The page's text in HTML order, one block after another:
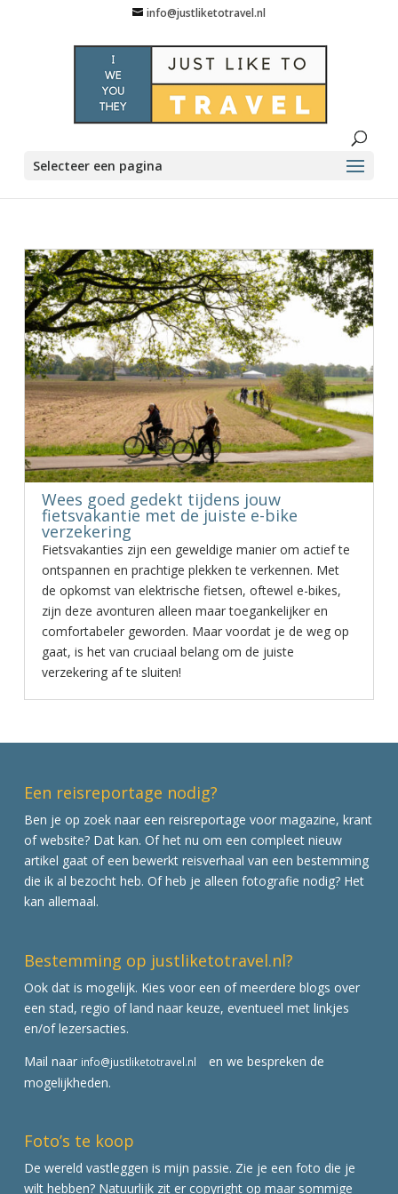
info@justliketotravel.nl
Selecteer een pagina
Wees goed gedekt tijdens jouw
fietsvakantie met de juiste e-bike
verzekering
Fietsvakanties zijn een geweldige manier om actief te
ontspannen en prachtige plekken te verkennen. Met
de opkomst van elektrische fietsen, oftewel e-bikes,
zijn deze avonturen alleen maar toegankelijker en
comfortabeler geworden. Maar voordat je de weg op
gaat, is het van cruciaal belang om de juiste
verzekering af te sluiten!
Een reisreportage nodig?
Ben je op zoek naar een reisreportage voor magazine, krant
of website? Dat kan. Of het nu om een compleet nieuw
artikel gaat of een bewerkt reisverhaal van een bestemming
die ik al bezocht heb. Of heb je alleen fotografie nodig? Het
kan allemaal.
Bestemming op justliketotravel.nl?
Ook dat is mogelijk. Kies voor een of meerdere blogs over
een stad, regio of land naar keuze, eventueel met linkjes
en/of lezersacties.
Mail naar info@justliketotravel.nl
en we bespreken de
mogelijkheden.
Foto’s te koop
De wereld vastleggen is mijn passie. Zie je een foto die je
wilt hebben? Natuurlijk zit er copyright op maar sommige